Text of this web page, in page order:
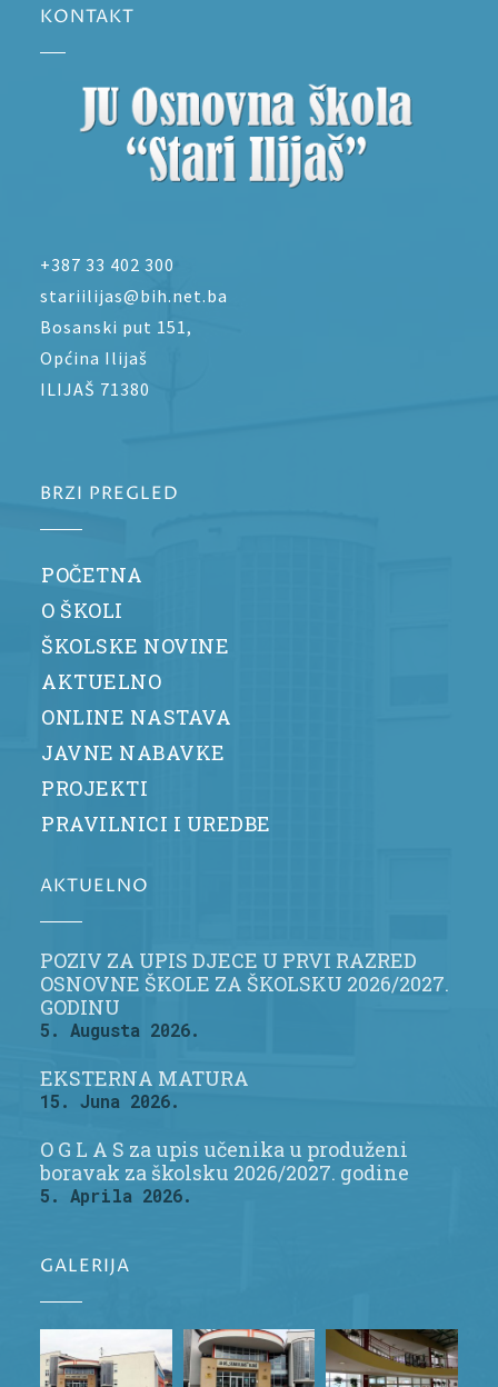
KONTAKT
+387 33 402 300
stariilijas@bih.net.ba
Bosanski put 151,
Općina Ilijaš
ILIJAŠ 71380
BRZI PREGLED
POČETNA
O ŠKOLI
ŠKOLSKE NOVINE
AKTUELNO
ONLINE NASTAVA
JAVNE NABAVKE
PROJEKTI
PRAVILNICI I UREDBE
AKTUELNO
POZIV ZA UPIS DJECE U PRVI RAZRED
OSNOVNE ŠKOLE ZA ŠKOLSKU 2026/2027.
GODINU
5. Augusta 2026.
EKSTERNA MATURA
15. Juna 2026.
O G L A S za upis učenika u produženi
boravak za školsku 2026/2027. godine
5. Aprila 2026.
GALERIJA